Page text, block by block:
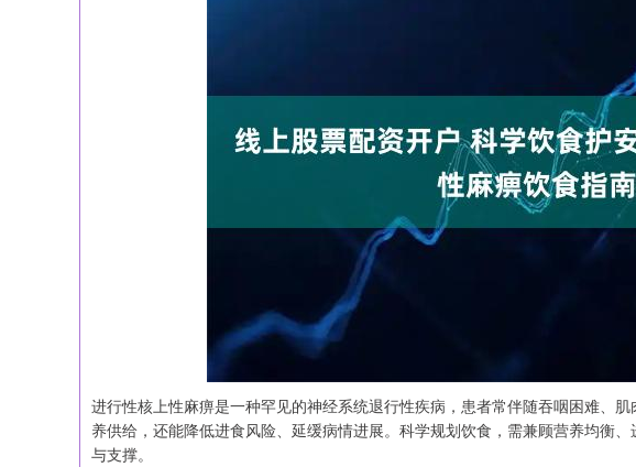
进行性核上性麻痹是一种罕见的神经系统退行性疾病，患者常伴随吞咽困难、
养供给，还能降低进食风险、延缓病情进展。科学规划饮食，需兼顾营养均衡
与支撑。